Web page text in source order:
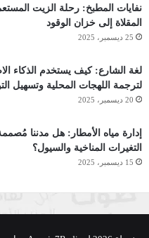
نفايات المطبخ: رحلة الزيت
المقلاة إلى خزان الوقود
25 ديسمبر، 2025
لغة الشارع: كيف يستخدم الذكاء
لترجمة اللهجات المحلية وتسهيل
20 ديسمبر، 2025
إدارة مياه الأمطار: هل مدننا
التغيرات المناخية والسيول؟
15 ديسمبر، 2025